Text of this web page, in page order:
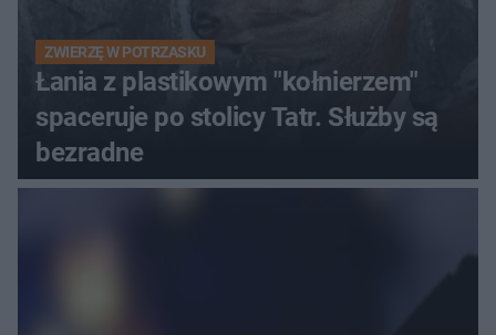
ZWIERZĘ W POTRZASKU
Łania z plastikowym "kołnierzem"
spaceruje po stolicy Tatr. Służby są
bezradne